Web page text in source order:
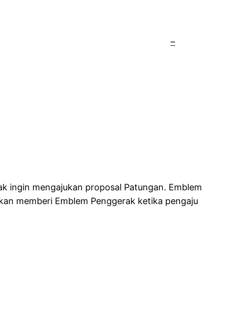
–
ingin mengajukan proposal Patungan. Emblem
memberi Emblem Penggerak ketika pengaju